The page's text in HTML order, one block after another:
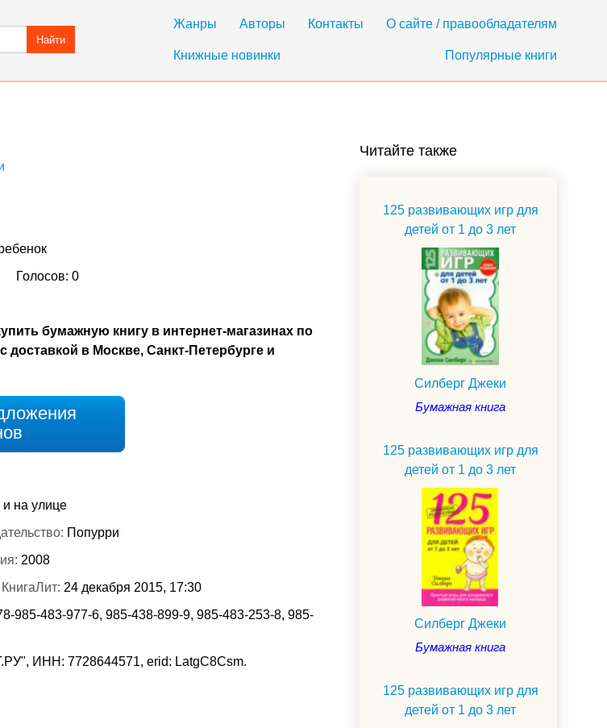
Жанры Авторы Контакты О сайте / правообладателям
Книжные новинки Популярные книги
Найти
Голосов: 0
бумажную книгу в интернет-магазинах по
в Москве, Санкт-Петербурге и
на улице
Попурри
2008
24 декабря 2015, 17:30
985-483-977-6, 985-438-899-9, 985-483-253-8, 985-
ИНН: 7728644571, erid: LatgC8Csm.
Читайте также
125 развивающих игр для
детей от 1 до 3 лет
Силберг Джеки
Бумажная книга
125 развивающих игр для
детей от 1 до 3 лет
Силберг Джеки
Бумажная книга
125 развивающих игр для
детей от 1 до 3 лет